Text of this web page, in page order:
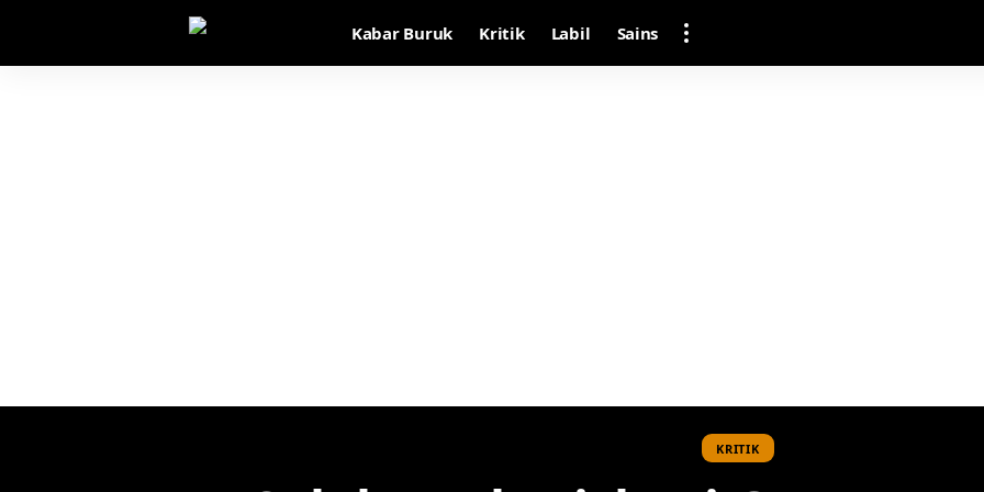
Kabar Buruk Kritik Labil Sains
KRITIK